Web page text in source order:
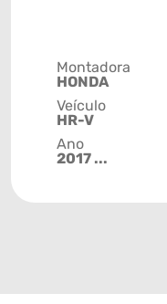
Montadora
HONDA
Veículo
HR-V
Ano
2017 ...